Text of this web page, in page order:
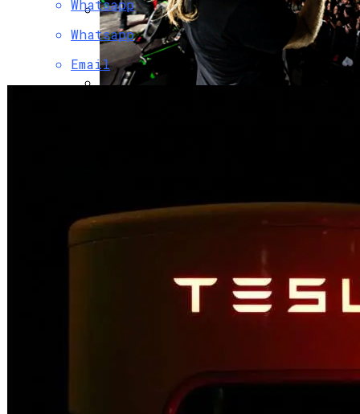
Военным Потребовались Миллиарды
На Новые Спутники
Владельцы IPhone Готовятся Подать
Whatsapp
Whatsapp
Email